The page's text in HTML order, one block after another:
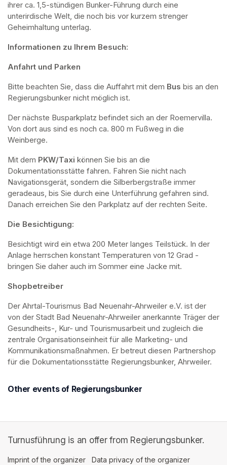
ihrer ca. 1,5-stündigen Bunker-Führung durch eine
unterirdische Welt, die noch bis vor kurzem strenger
Geheimhaltung unterlag.
Informationen zu Ihrem Besuch:
Anfahrt und Parken
Bitte beachten Sie, dass die Auffahrt mit dem Bus bis an den
Regierungsbunker nicht möglich ist.
Der nächste Busparkplatz befindet sich an der Roemervilla.
Von dort aus sind es noch ca. 800 m Fußweg in die
Weinberge.
Mit dem PKW/Taxi können Sie bis an die
Dokumentationsstätte fahren. Fahren Sie nicht nach
Navigationsgerät, sondern die Silberbergstraße immer
geradeaus, bis Sie durch eine Unterführung gefahren sind.
Danach erreichen Sie den Parkplatz auf der rechten Seite.
Die Besichtigung:
Besichtigt wird ein etwa 200 Meter langes Teilstück. In der
Anlage herrschen konstant Temperaturen von 12 Grad -
bringen Sie daher auch im Sommer eine Jacke mit.
Shopbetreiber
Der Ahrtal-Tourismus Bad Neuenahr-Ahrweiler e.V. ist der
von der Stadt Bad Neuenahr-Ahrweiler anerkannte Träger der
Gesundheits-, Kur- und Tourismusarbeit und zugleich die
zentrale Organisationseinheit für alle Marketing- und
Kommunikationsmaßnahmen. Er betreut diesen Partnershop
für die Dokumentationsstätte Regierungsbunker, Ahrweiler.
Other events of Regierungsbunker
Turnusführung is an offer from Regierungsbunker.
Imprint of the organizer (opens in a new tab)
Data privacy of the organizer